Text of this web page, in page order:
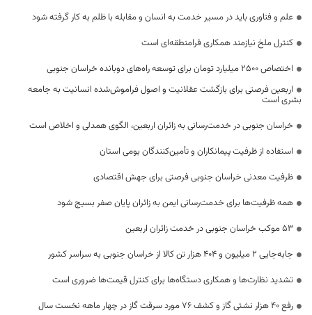
علم و فناوری باید در مسیر خدمت به انسان و مقابله با ظلم به کار گرفته شود
کنترل ملخ نیازمند همکاری فرامنطقه‌ای است
اختصاص 2500 میلیارد تومان برای توسعه راه‌های دوبانده خراسان جنوبی
اربعین فرصتی برای بازگشت عقلانیت و اصول فراموش‌شده انسانیت به جامعه
بشری است
خراسان جنوبی در خدمت‌رسانی به زائران اربعین، الگوی همدلی و اخلاص است
استفاده از ظرفیت پیمانکاران و تأمین‌کنندگان بومی استان
ظرفیت معدنی خراسان جنوبی فرصتی برای جهش اقتصادی
همه ظرفیت‌ها برای خدمت‌رسانی ایمن به زائران پایان صفر بسیج شود
53 موکب خراسان جنوبی در خدمت زائران اربعین
جابه‌جایی 2 میلیون و 404 هزار تن کالا از خراسان جنوبی به سراسر کشور
تشدید نظارت‌ها و همکاری دستگاه‌ها برای کنترل قیمت‌ها ضروری است
رفع 40 هزار نشتی گاز و کشف 76 مورد سرقت گاز در چهار ماهه نخست سال